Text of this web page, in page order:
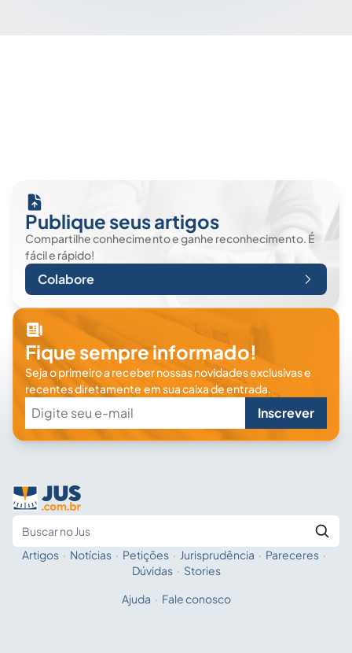
Publique seus artigos
Compartilhe conhecimento e ganhe reconhecimento. É
fácil e rápido!
Colabore
Fique sempre informado!
Seja o primeiro a receber nossas novidades exclusivas e
recentes diretamente em sua caixa de entrada.
Inscrever
Fale com a IA
Artigos · Notícias · Petições · Jurisprudência · Pareceres ·
Dúvidas · Stories
Ajuda · Fale conosco